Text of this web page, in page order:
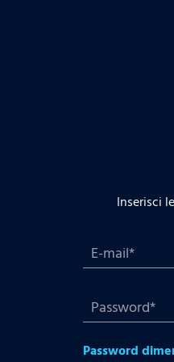
Inserisci
Password